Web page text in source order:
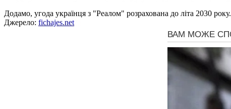
Додамо, угода українця з "Реалом" розрахована до літа 2030 року.
Джерело: fichajes.net